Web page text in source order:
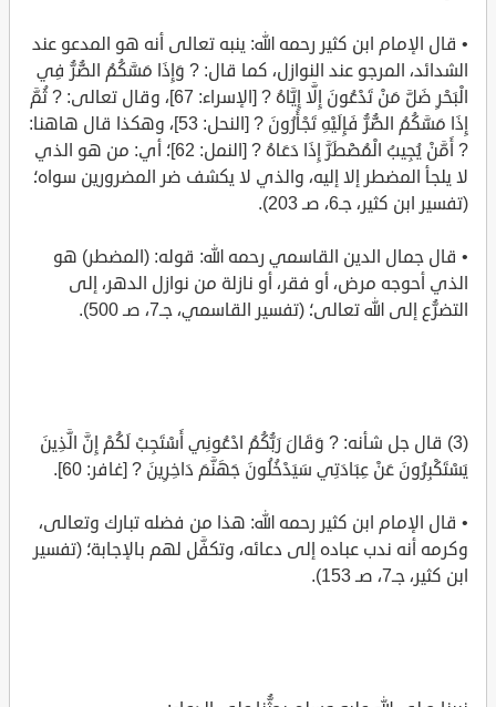
• قال الإمام ابن كثير رحمه الله: ينبه تعالى أنه هو المدعو عند
الشدائد، المرجو عند النوازل، كما قال: ? وَإِذَا مَسَّكُمُ الضُّرُّ فِي
الْبَحْرِ ضَلَّ مَنْ تَدْعُونَ إِلَّا إِيَّاهُ ? [الإسراء: 67]، وقال تعالى: ? ثُمَّ
إِذَا مَسَّكُمُ الضُّرُّ فَإِلَيْهِ تَجْأَرُونَ ? [النحل: 53]، وهكذا قال هاهنا:
? أَمَّنْ يُجِيبُ الْمُضْطَرَّ إِذَا دَعَاهُ ? [النمل: 62]؛ أي: من هو الذي
لا يلجأ المضطر إلا إليه، والذي لا يكشف ضر المضرورين سواه؛
(تفسير ابن كثير، جـ6، صـ 203).
• قال جمال الدين القاسمي رحمه الله: قوله: (المضطر) هو
الذي أحوجه مرض، أو فقر، أو نازلة من نوازل الدهر، إلى
التضرُّع إلى الله تعالى؛ (تفسير القاسمي، جـ7، صـ 500).
(3) قال جل شأنه: ? وَقَالَ رَبُّكُمُ ادْعُونِي أَسْتَجِبْ لَكُمْ إِنَّ الَّذِينَ
يَسْتَكْبِرُونَ عَنْ عِبَادَتِي سَيَدْخُلُونَ جَهَنَّمَ دَاخِرِينَ ? [غافر: 60].
• قال الإمام ابن كثير رحمه الله: هذا من فضله تبارك وتعالى،
وكرمه أنه ندب عباده إلى دعائه، وتكفَّل لهم بالإجابة؛ (تفسير
ابن كثير، جـ7، صـ 153).